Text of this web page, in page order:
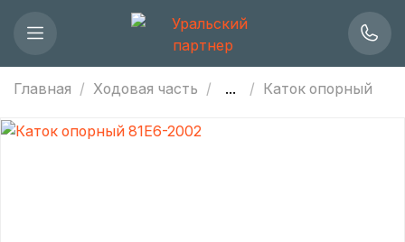
Главная Ходовая часть ... Каток опорный